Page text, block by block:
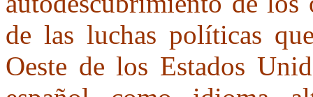
de las luchas políticas
Oeste de los Estados